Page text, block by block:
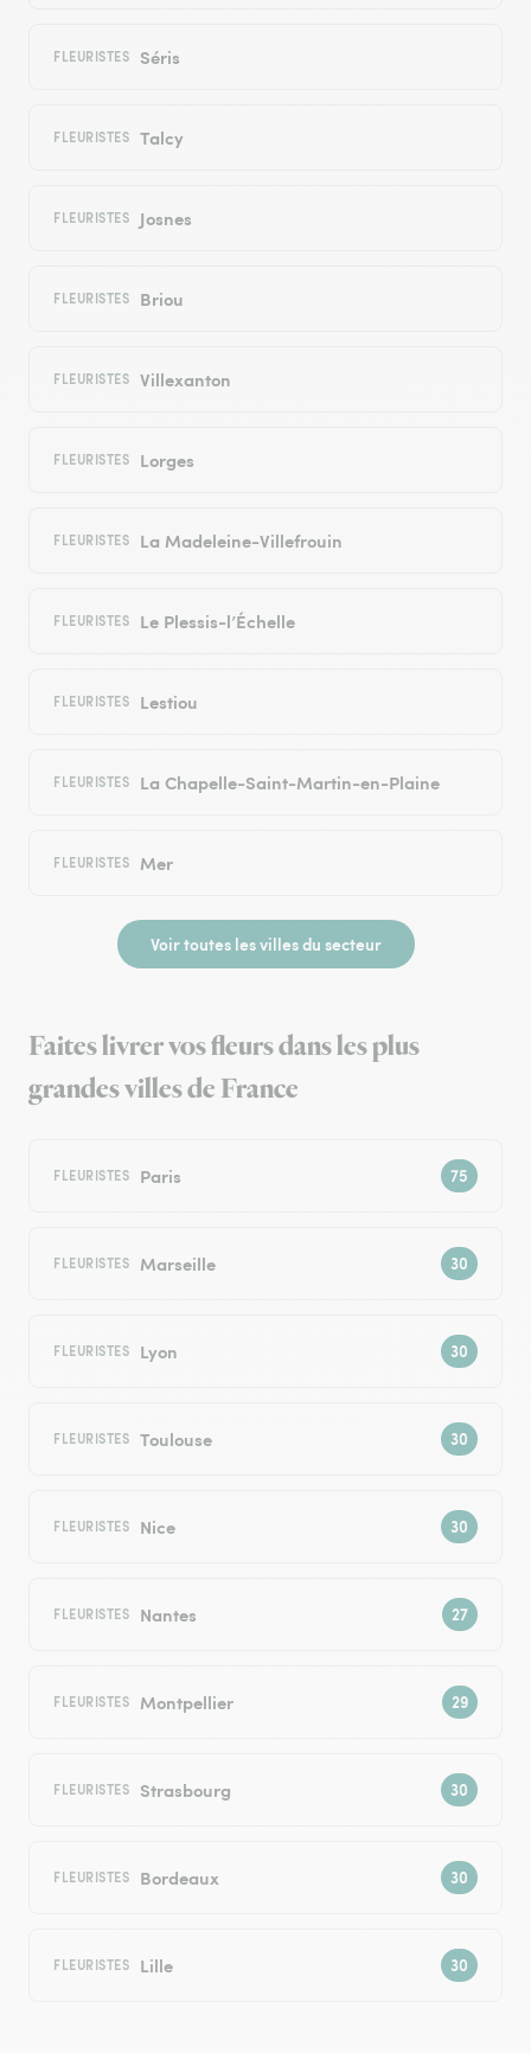
FLEURISTES Séris
FLEURISTES Talcy
FLEURISTES Josnes
FLEURISTES Briou
FLEURISTES Villexanton
FLEURISTES Lorges
FLEURISTES La Madeleine-Villefrouin
FLEURISTES Le Plessis-l’Échelle
FLEURISTES Lestiou
FLEURISTES La Chapelle-Saint-Martin-en-Plaine
FLEURISTES Mer
Voir toutes les villes du secteur
Faites livrer vos fleurs dans les plus
grandes villes de France
FLEURISTES Paris
FLEURISTES Marseille
FLEURISTES Lyon
FLEURISTES Toulouse
FLEURISTES Nice
FLEURISTES Nantes
FLEURISTES Montpellier
FLEURISTES Strasbourg
FLEURISTES Bordeaux
FLEURISTES Lille